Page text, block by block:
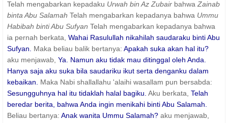
Telah mengabarkan kepadaku Urwah bin Az Zubair bahwa Zainab
binta Abu Salamah Telah mengabarkan kepadanya bahwa Ummu
Habibah binti Abu Sufyan Telah mengabarkan kepadanya bahwa
ia pernah berkata, Wahai Rasulullah nikahilah saudaraku binti Abu
Sufyan.
Maka beliau balik bertanya: Apakah suka akan hal itu?
aku menjawab, Ya. Namun aku tidak mau ditinggal oleh Anda.
Hanya saja aku suka bila saudariku ikut serta denganku dalam
kebaikan.
Maka Nabi shallallahu 'alaihi wasallam pun bersabda:
Sesungguhnya hal itu tidaklah halal bagiku. Aku berkata, Telah
beredar berita, bahwa Anda ingin menikahi binti Abu Salamah.
Beliau bertanya: Anak wanita Ummu Salamah? aku menjawab,